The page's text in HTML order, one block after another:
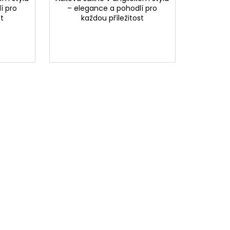
pro
– elegance a pohodlí pro
každou příležitost